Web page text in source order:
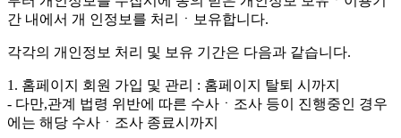
간 내에서 개 인정보를 처리ㆍ보유합니다.
각각의 개인정보 처리 및 보유 기간은 다음과 같습니다.
1. 홈페이지 회원 가입 및 관리 : 홈페이지 탈퇴 시까지
- 다만,관계 법령 위반에 따른 수사ㆍ조사 등이 진행중인 경우
에는 해당 수사ㆍ조사 종료시까지